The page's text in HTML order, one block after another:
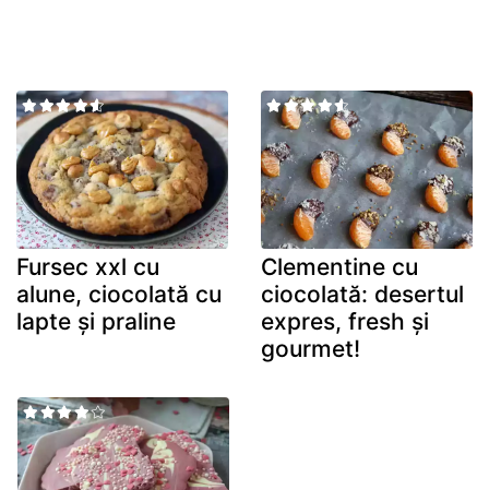
Fursec xxl cu
alune, ciocolată cu
lapte și praline
Clementine cu
ciocolată: desertul
expres, fresh și
gourmet!